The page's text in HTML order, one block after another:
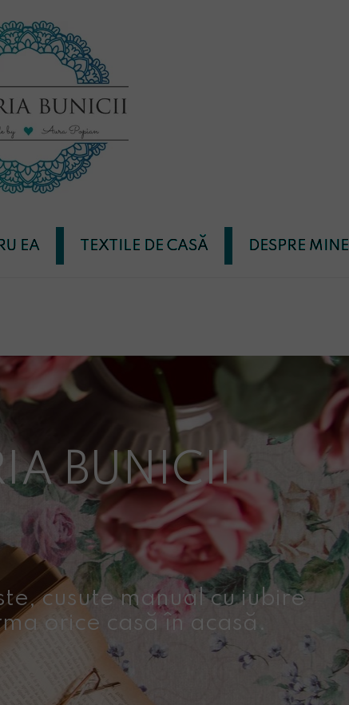
EA TEXTILE DE CASĂ DESPRE MINE
BUNICII
cusute manual cu iubire
orice casă în acasă.